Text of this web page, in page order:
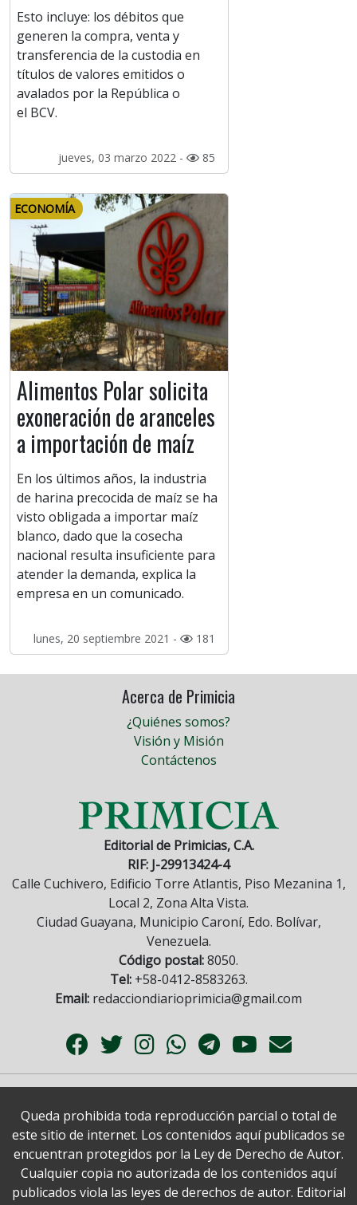
Esto incluye: los débitos que
generen la compra, venta y
transferencia de la custodia en
títulos de valores emitidos o
avalados por la República o
el BCV.
jueves, 03 marzo 2022 - 85
ECONOMÍA
Alimentos Polar solicita
exoneración de aranceles
a importación de maíz
En los últimos años, la industria
de harina precocida de maíz se ha
visto obligada a importar maíz
blanco, dado que la cosecha
nacional resulta insuficiente para
atender la demanda, explica la
empresa en un comunicado.
lunes, 20 septiembre 2021 - 181
Acerca de Primicia
¿Quiénes somos?
Visión y Misión
Contáctenos
Editorial de Primicias, C.A.
RIF: J-29913424-4
Calle Cuchivero, Edificio Torre Atlantis, Piso Mezanina 1,
Local 2, Zona Alta Vista.
Ciudad Guayana, Municipio Caroní, Edo. Bolívar,
Venezuela.
Código postal:8050.
Tel:+58-0412-8583263.
Email: redacciondiarioprimicia@gmail.com
Queda prohibida toda reproducción parcial o total de
este sitio de internet. Los contenidos aquí publicados se
encuentran protegidos por la Ley de Derecho de Autor.
Cualquier copia no autorizada de los contenidos aquí
publicados viola las leyes de derechos de autor. Editorial